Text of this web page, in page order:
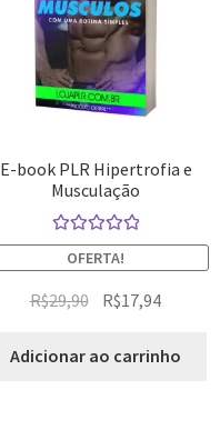
E-book PLR Hipertrofia e
Musculação
Avaliação
5.00de 5
OFERTA!
R$29,90 R$17,94
Adicionar ao carrinho